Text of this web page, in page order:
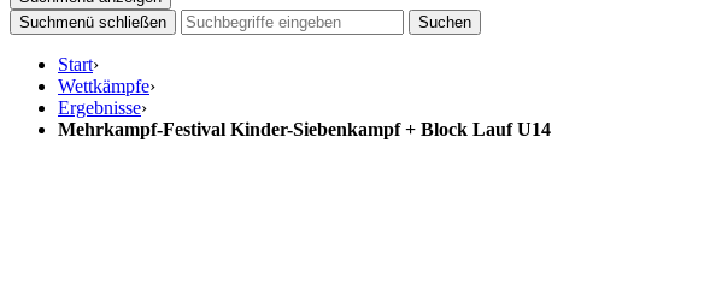
Suchmenü schließen
Suchen
Start›
Wettkämpfe›
Ergebnisse›
Mehrkampf-Festival Kinder-Siebenkampf + Block Lauf U14